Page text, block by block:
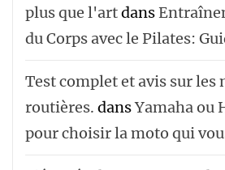
plus que l'artdans
du Corps avec le Pilates:
Test complet et avis sur les
routières. dansYamaha ou
pour choisir la moto qui